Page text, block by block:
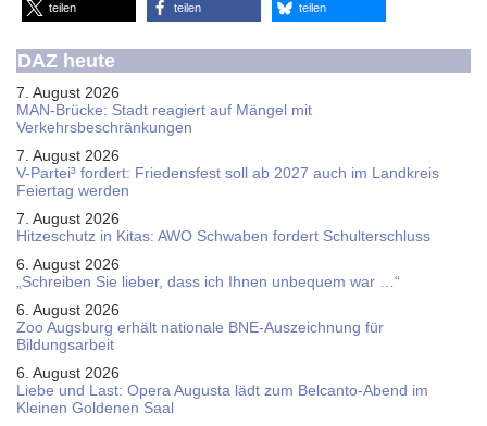
teilen teilen teilen
DAZ heute
7. August 2026
MAN-Brücke: Stadt reagiert auf Mängel mit
Verkehrsbeschränkungen
7. August 2026
V-Partei­³ fordert: Friedens­fest soll ab 2027 auch im Land­kreis
Feier­tag werden
7. August 2026
Hitzeschutz in Kitas: AWO Schwaben fordert Schulterschluss
6. August 2026
„Schreiben Sie lieber, dass ich Ihnen unbequem war …“
6. August 2026
Zoo Augsburg erhält nationale BNE-Auszeichnung für
Bildungsarbeit
6. August 2026
Liebe und Last: Opera Augusta lädt zum Belcanto-Abend im
Kleinen Goldenen Saal